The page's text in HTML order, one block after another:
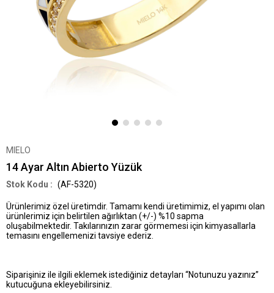
MIELO
14 Ayar Altın Abierto Yüzük
(AF-5320)
Ürünlerimiz özel üretimdir. Tamamı kendi üretimimiz, el yapımı olan
ürünlerimiz için belirtilen ağırlıktan (+/-) %10 sapma
oluşabilmektedir. Takılarınızın zarar görmemesi için kimyasallarla
temasını engellemenizi tavsiye ederiz.
Siparişiniz ile ilgili eklemek istediğiniz detayları “Notunuzu yazınız”
kutucuğuna ekleyebilirsiniz.